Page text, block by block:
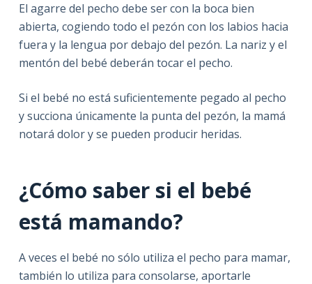
El agarre del pecho debe ser con la boca bien
abierta, cogiendo todo el pezón con los labios hacia
fuera y la lengua por debajo del pezón. La nariz y el
mentón del bebé deberán tocar el pecho.
Si el bebé no está suficientemente pegado al pecho
y succiona únicamente la punta del pezón, la mamá
notará dolor y se pueden producir heridas.
¿Cómo saber si el bebé
está mamando?
A veces el bebé no sólo utiliza el pecho para mamar,
también lo utiliza para consolarse, aportarle